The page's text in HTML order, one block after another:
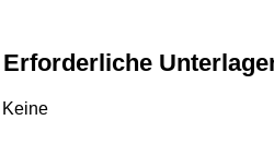
Erforderliche
Keine